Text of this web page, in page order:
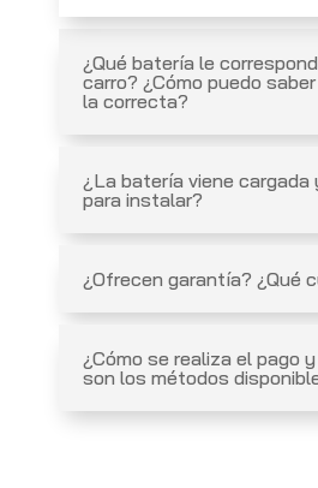
¿Qué batería le
carro? ¿Cómo puedo
la correcta?
¿La batería viene cargada
para instalar?
¿Ofrecen garantía? ¿Qué
¿Cómo se realiza el pago
son los métodos